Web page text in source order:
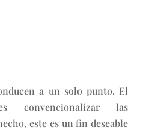
a un solo punto. El
convencionalizar las
este es un fin deseable